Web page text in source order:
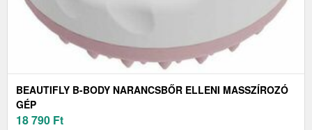
BEAUTIFLY B-BODY NARANCSBŐR ELLENI MASSZÍROZÓ
GÉP
18 790 Ft